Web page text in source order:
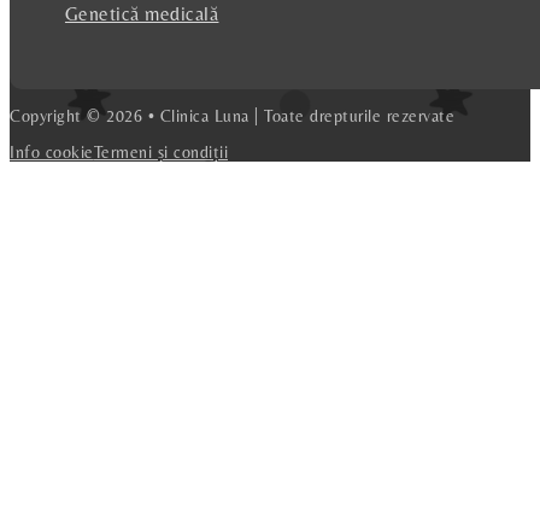
Genetică medicală
Copyright © 2026 • Clinica Luna | Toate drepturile rezervate
Info cookieTermeni și condiții